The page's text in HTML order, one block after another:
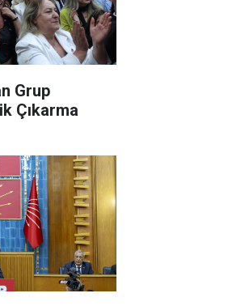
Grup
Çıkarma